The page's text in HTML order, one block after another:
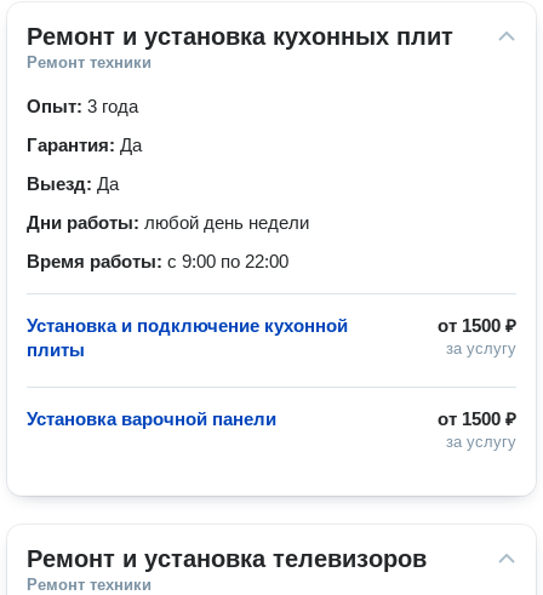
Ремонт и установка кухонных плит
Ремонт техники
Опыт: 3 года
Гарантия: Да
Выезд: Да
Дни работы: любой день недели
Время работы: с 9:00 по 22:00
от 1500 ₽
за услугу
Установка и подключение кухонной
плиты
от 1500 ₽
за услугу
Установка варочной панели
Ремонт и установка телевизоров
Ремонт техники